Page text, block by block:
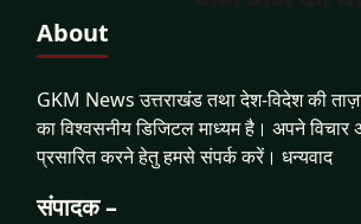
About
GKM News उत्तराखंड तथा देश-विदेश की
का विश्वसनीय डिजिटल माध्यम है। अपने विचार
प्रसारित करने हेतु हमसे संपर्क करें। धन्यवाद
संपादक –